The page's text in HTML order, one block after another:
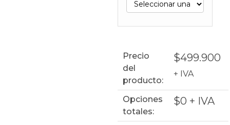
Precio
del
producto:
$499.900
+ IVA
Opciones
totales:
$0 + IVA